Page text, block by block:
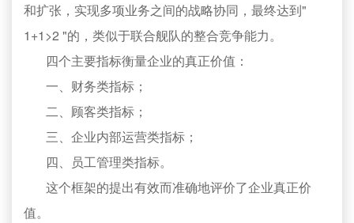
和扩张，实现多项业务之间的战略协同，最终达到"
1+1>2 "的，类似于联合舰队的整合竞争能力。
四个主要指标衡量企业的真正价值：
一、财务类指标；
二、顾客类指标；
三、企业内部运营类指标；
四、员工管理类指标。
这个框架的提出有效而准确地评价了企业真正价
值。